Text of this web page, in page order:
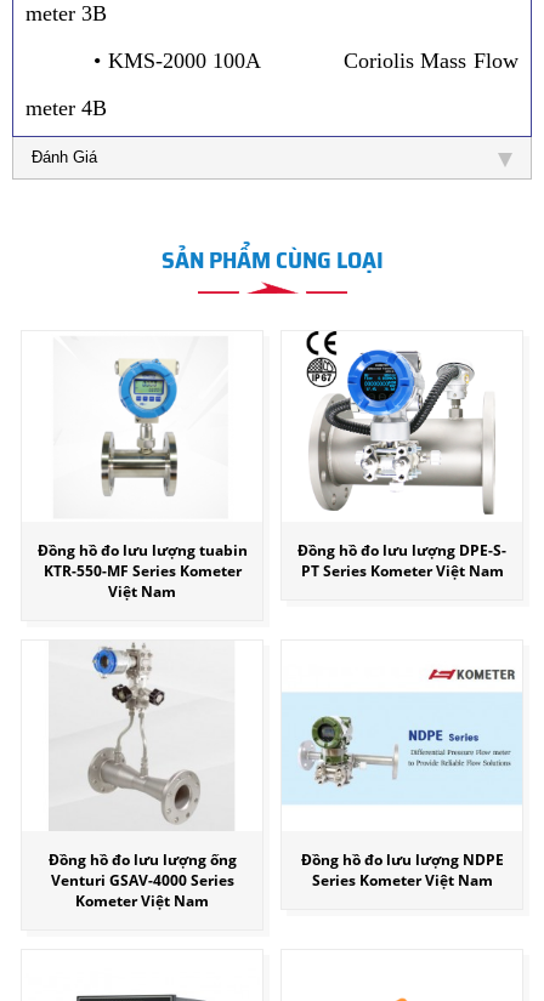
meter 3B
• KMS-2000 100A Coriolis Mass Flow
meter 4B
Đánh Giá
SẢN PHẨM CÙNG LOẠI
Đồng hồ đo lưu lượng tuabin
KTR-550-MF Series Kometer
Việt Nam
Đồng hồ đo lưu lượng DPE-S-
PT Series Kometer Việt Nam
Đồng hồ đo lưu lượng ống
Venturi GSAV-4000 Series
Kometer Việt Nam
Đồng hồ đo lưu lượng NDPE
Series Kometer Việt Nam